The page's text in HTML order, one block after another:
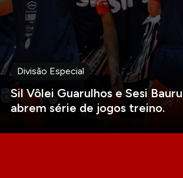
Divisão Especial
Sil Vôlei Guarulhos e Sesi Bauru
abrem série de jogos treino.